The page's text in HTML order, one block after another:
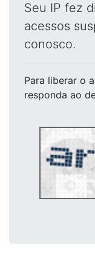
Seu IP fez
acessos
conosco.
Para liberar o
responda ao